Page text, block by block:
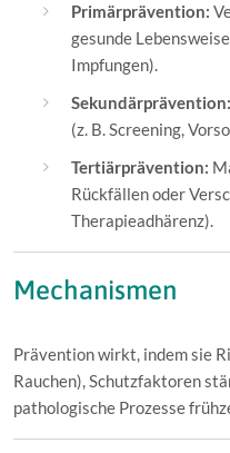
Primärprävention:
gesunde
Impfungen).
Sekundärprävention:
(z. B. Screening,
Tertiärprävention:
Rückfällen oder
Therapieadhärenz).
Mechanismen
Prävention wirkt, indem sie
Rauchen), Schutzfaktoren
pathologische Prozesse